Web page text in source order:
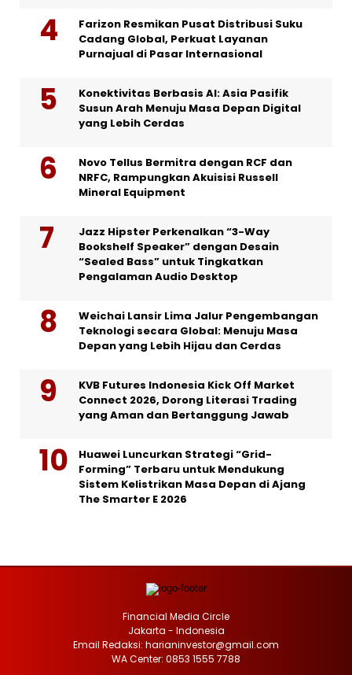
Farizon Resmikan Pusat Distribusi Suku
Cadang Global, Perkuat Layanan
Purnajual di Pasar Internasional
Konektivitas Berbasis AI: Asia Pasifik
Susun Arah Menuju Masa Depan Digital
yang Lebih Cerdas
Novo Tellus Bermitra dengan RCF dan
NRFC, Rampungkan Akuisisi Russell
Mineral Equipment
Jazz Hipster Perkenalkan “3-Way
Bookshelf Speaker” dengan Desain
“Sealed Bass” untuk Tingkatkan
Pengalaman Audio Desktop
Weichai Lansir Lima Jalur Pengembangan
Teknologi secara Global: Menuju Masa
Depan yang Lebih Hijau dan Cerdas
KVB Futures Indonesia Kick Off Market
Connect 2026, Dorong Literasi Trading
yang Aman dan Bertanggung Jawab
Huawei Luncurkan Strategi “Grid-
Forming” Terbaru untuk Mendukung
Sistem Kelistrikan Masa Depan di Ajang
The Smarter E 2026
Financial Media Circle
Jakarta - Indonesia
Email Redaksi: harianinvestor@gmail.com
WA Center: 0853 1555 7788